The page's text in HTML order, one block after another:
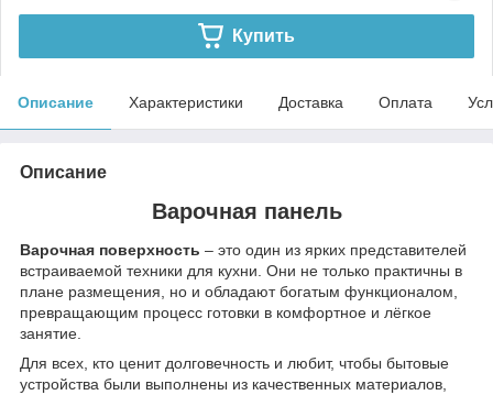
Купить
Описание Характеристики Доставка Оплата
Описание
Варочная панель
Варочная поверхность – это один из ярких представителей
встраиваемой техники для кухни. Они не только практичны в
плане размещения, но и обладают богатым функционалом,
превращающим процесс готовки в комфортное и лёгкое
занятие.
Для всех, кто ценит долговечность и любит, чтобы бытовые
устройства были выполнены из качественных материалов,